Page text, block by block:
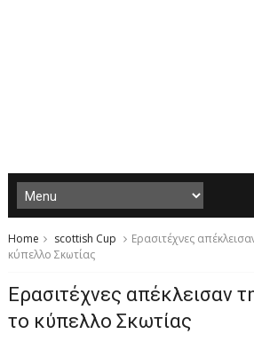
Home scottish Cup
Ερασιτέχνες
κύπελλο Σκωτίας
Ερασιτέχνες απέκλεισαν
το κύπελλο Σκωτίας